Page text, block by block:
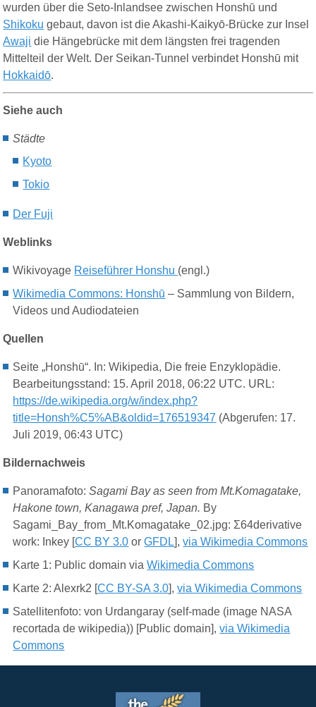
wurden über die Seto-Inlandsee zwischen Honshū und
Shikoku gebaut, davon ist die Akashi-Kaikyō-Brücke zur Insel
Awaji die Hängebrücke mit dem längsten frei tragenden
Mittelteil der Welt. Der Seikan-Tunnel verbindet Honshū mit
Hokkaidō.
Siehe auch
Städte
Kyoto
Tokio
Der Fuji
Weblinks
Wikivoyage Reiseführer Honshu (engl.)
Wikimedia Commons: Honshū – Sammlung von Bildern,
Videos und Audiodateien
Quellen
Seite „Honshū“. In: Wikipedia, Die freie Enzyklopädie.
Bearbeitungsstand: 15. April 2018, 06:22 UTC. URL:
https://de.wikipedia.org/w/index.php?
title=Honsh%C5%AB&oldid=176519347 (Abgerufen: 17.
Juli 2019, 06:43 UTC)
Bildernachweis
Panoramafoto:Sagami Bay as seen from Mt.Komagatake,
Hakone town, Kanagawa pref, Japan. By
Sagami_Bay_from_Mt.Komagatake_02.jpg: Σ64derivative
work: Inkey [CC BY 3.0 orGFDL],via Wikimedia Commons
Karte 1: Public domain viaWikimedia Commons
Karte 2: Alexrk2 [CC BY-SA 3.0],via Wikimedia Commons
Satellitenfoto: von Urdangaray (self-made (image NASA
recortada de wikipedia)) [Public domain],via Wikimedia
Commons